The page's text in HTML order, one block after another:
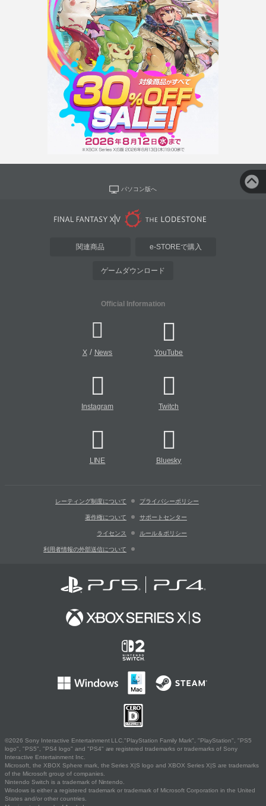
パソコン版へ
関連商品 e-STOREで購入
ゲームダウンロード
Official Information
X/ News YouTube
Instagram Twitch
LINE Bluesky
レーティング制度について プライバシーポリシー
著作権について サポートセンター
ライセンス ルール＆ポリシー
利用者情報の外部送信について
©2026 Sony Interactive Entertainment LLC."PlayStation Family Mark", "PlayStation", "PS5
logo", "PS5", "PS4 logo" and "PS4" are registered trademarks or trademarks of Sony
Interactive Entertainment Inc.
Microsoft, the XBOX Sphere mark, the Series X|S logo and XBOX Series X|S are trademarks
of the Microsoft group of companies.
Nintendo Switch is a trademark of Nintendo.
Windows is either a registered trademark or trademark of Microsoft Corporation in the United
States and/or other countries.